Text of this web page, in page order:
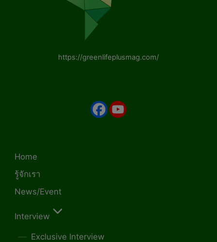
https://greenlifeplusmag.com/
Home
รู้จักเรา
News/Event
Interview
Exclusive Interview